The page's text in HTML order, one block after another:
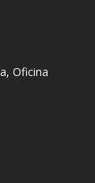
Oficina